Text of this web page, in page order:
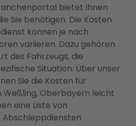
bietet Ihnen
Sie benötigen. Die Kosten
können je nach
variieren. Dazu gehören
des Fahrzeugs, die
Situation. Über unser
Sie die Kosten für
Oberbayern leicht
eine Liste von